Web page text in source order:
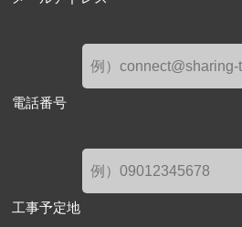
電話番号
工事予定地